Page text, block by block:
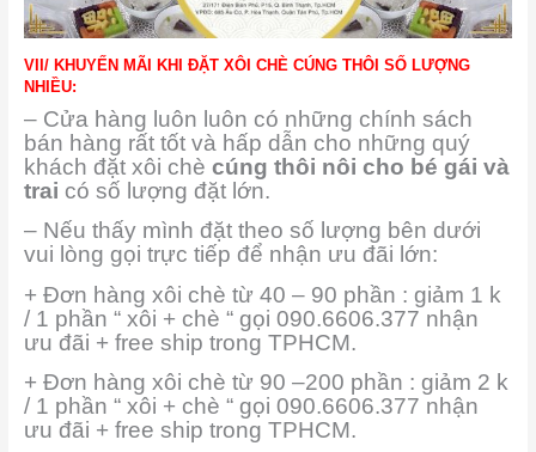
VII/ KHUYẾN MÃI KHI ĐẶT XÔI CHÈ CÚNG THÔI SỐ LƯỢNG
NHIỀU:
– Cửa hàng luôn luôn có những chính sách
bán hàng rất tốt và hấp dẫn cho những quý
khách đặt xôi chè cúng thôi nôi cho bé gái và
trai có số lượng đặt lớn.
– Nếu thấy mình đặt theo số lượng bên dưới
vui lòng gọi trực tiếp để nhận ưu đãi lớn:
+ Đơn hàng xôi chè từ 40 – 90 phần : giảm 1 k
/ 1 phần “ xôi + chè “ gọi 090.6606.377 nhận
ưu đãi + free ship trong TPHCM.
+ Đơn hàng xôi chè từ 90 –200 phần : giảm 2 k
/ 1 phần “ xôi + chè “ gọi 090.6606.377 nhận
ưu đãi + free ship trong TPHCM.